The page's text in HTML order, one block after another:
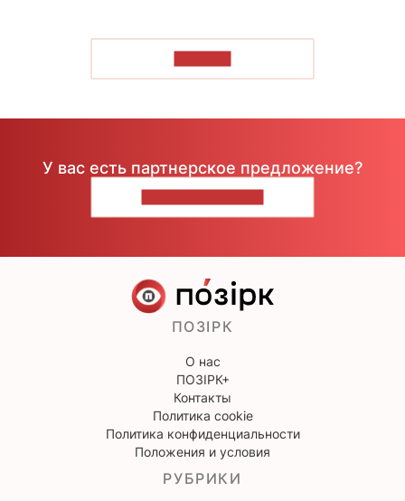
У вас есть партнерское предложение?
ПОЗІРК
О нас
ПОЗІРК+
Контакты
Политика cookie
Политика конфиденциальности
Положения и условия
РУБРИКИ